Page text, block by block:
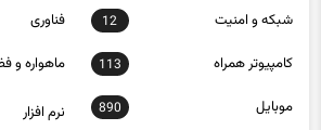
كامپيوتر همراه 113 ماهواره و فضا
موبايل 890
وب و اينترنت 307